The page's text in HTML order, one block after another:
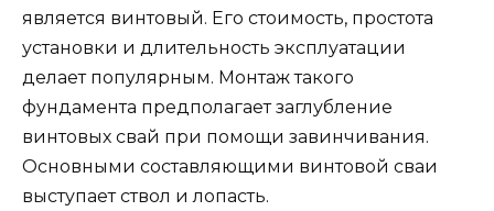
является винтовый. Его стоимость, простота
установки и длительность эксплуатации
делает популярным. Монтаж такого
фундамента предполагает заглубление
винтовых свай при помощи завинчивания.
Основными составляющими винтовой сваи
выступает ствол и лопасть.